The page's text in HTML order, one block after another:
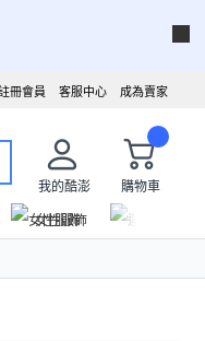
成為賣家
客服中心
冊會員
我的酷澎
購物車
女性服飾